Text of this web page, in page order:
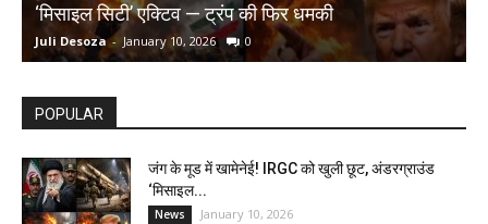
‘मिसाइल सिटी’ एक्टिव — ट्रंप की फिर धमकी
Juli Desoza - January 10, 2026 0
POPULAR
जंग के मूड में खामेनेई! IRGC को खुली छूट, अंडरग्राउंड
‘मिसाइल...
News January 10, 2026